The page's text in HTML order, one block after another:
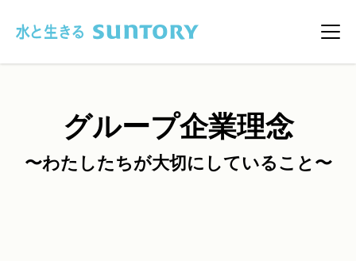
メ
グループ企業理念
〜わたしたちが大切にしていること〜